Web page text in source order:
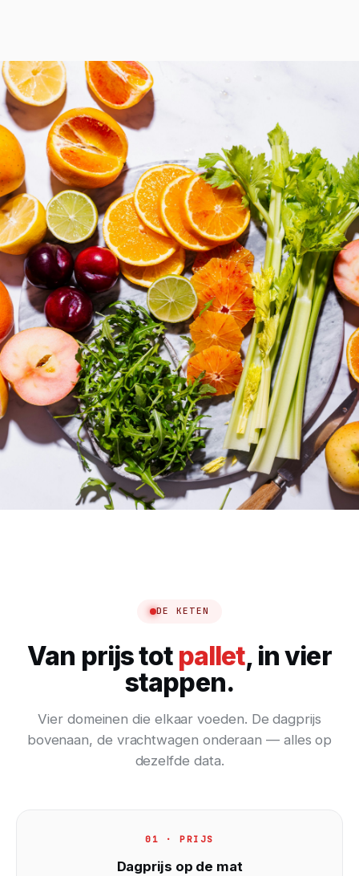
De prijs staat één keer goed. De
rest van de dag loopt daar vanzelf
uit.
DE KETEN
Van prijs tot pallet, in vier
stappen.
Vier domeinen die elkaar voeden. De dagprijs
bovenaan, de vrachtwagen onderaan — alles op
dezelfde data.
01 · PRIJS
Dagprijs op de mat